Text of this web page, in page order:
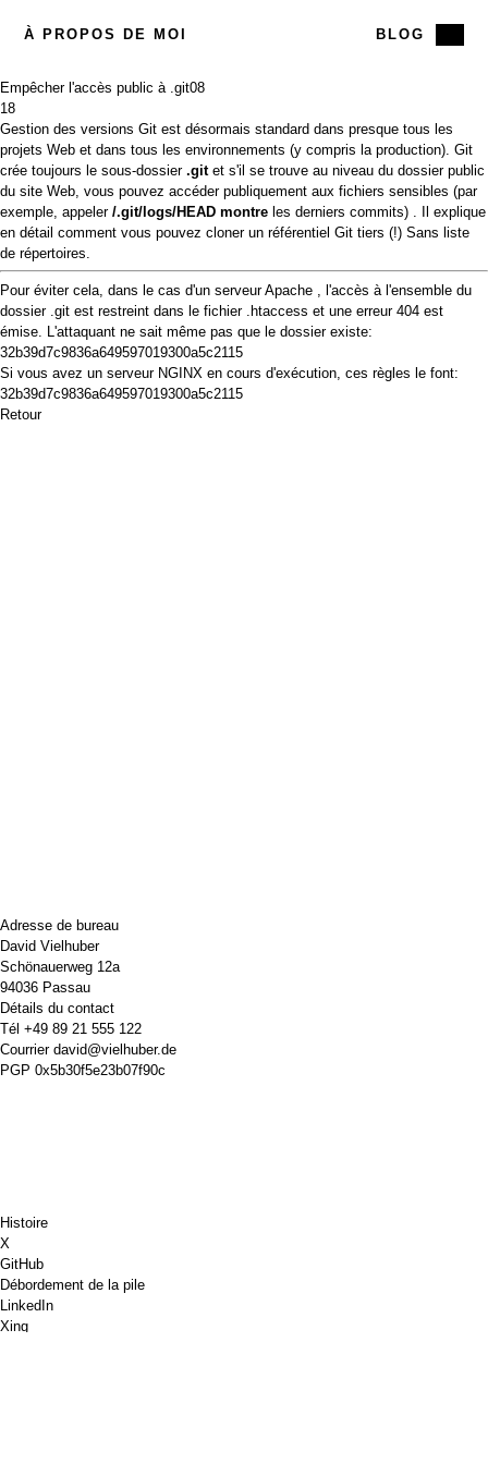
À PROPOS DE MOI BLOG
Empêcher l'accès public à .git08
18
Gestion des versions Git est désormais standard dans presque tous les
projets Web et dans tous les environnements (y compris la production). Git
crée toujours le sous-dossier .gitet s'il se trouve au niveau du dossier public
du site Web, vous pouvez accéder publiquement aux fichiers sensibles (par
exemple, appeler /.git/logs/HEAD montre les derniers commits) . Il explique
en détail comment vous pouvez cloner un référentiel Git tiers (!) Sans liste
de répertoires.
Pour éviter cela, dans le cas d'un serveurApache , l'accès à l'ensemble du
dossier .git est restreint dans le fichier .htaccess et une erreur 404 est
émise. L'attaquant ne sait même pas que le dossier existe:
32b39d7c9836a649597019300a5c2115
Si vous avez un serveur NGINX en cours d'exécution, ces règles le font:
32b39d7c9836a649597019300a5c2115
Retour
Adresse de bureau
David Vielhuber
Schönauerweg 12a
94036 Passau
Détails du contact
Tél +49 89 21 555 122
Courrier david@vielhuber.de
PGP 0x5b30f5e23b07f90c
Histoire
X
GitHub
Débordement de la pile
LinkedIn
Xing